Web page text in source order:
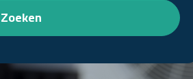
Zoeken